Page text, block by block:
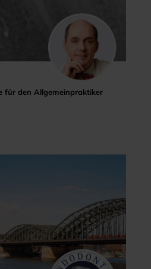
für den Allgemeinpraktiker